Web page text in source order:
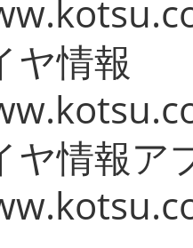
ヤ情報
ヤ情報ア